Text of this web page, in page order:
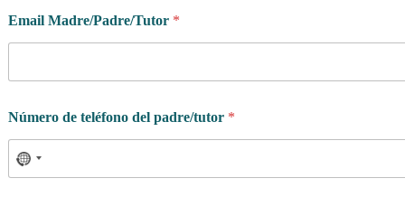
Email Madre/Padre/Tutor *
¿
Q
Número de teléfono del padre/tutor *